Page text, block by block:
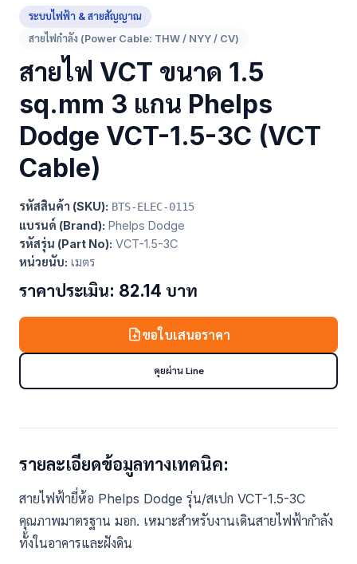
ระบบไฟฟ้า & สายสัญญาณ
สายไฟกำลัง (Power Cable: THW / NYY / CV)
สายไฟ VCT ขนาด 1.5
sq.mm 3 แกน Phelps
Dodge VCT-1.5-3C (VCT
Cable)
รหัสสินค้า (SKU): BTS-ELEC-0115
แบรนด์ (Brand): Phelps Dodge
รหัสรุ่น (Part No): VCT-1.5-3C
หน่วยนับ: เมตร
ราคาประเมิน: 82.14 บาท
ขอใบเสนอราคา
คุยผ่าน Line
รายละเอียดข้อมูลทางเทคนิค:
สายไฟฟ้ายี่ห้อ Phelps Dodge รุ่น/สเปก VCT-1.5-3C
คุณภาพมาตรฐาน มอก. เหมาะสำหรับงานเดินสายไฟฟ้ากำลัง
ทั้งในอาคารและฝังดิน